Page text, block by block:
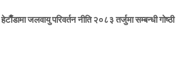
हेटाैँडामा जलवायु परिवर्तन नीति २०८३ तर्जुमा सम्बन्धी गोष्ठी